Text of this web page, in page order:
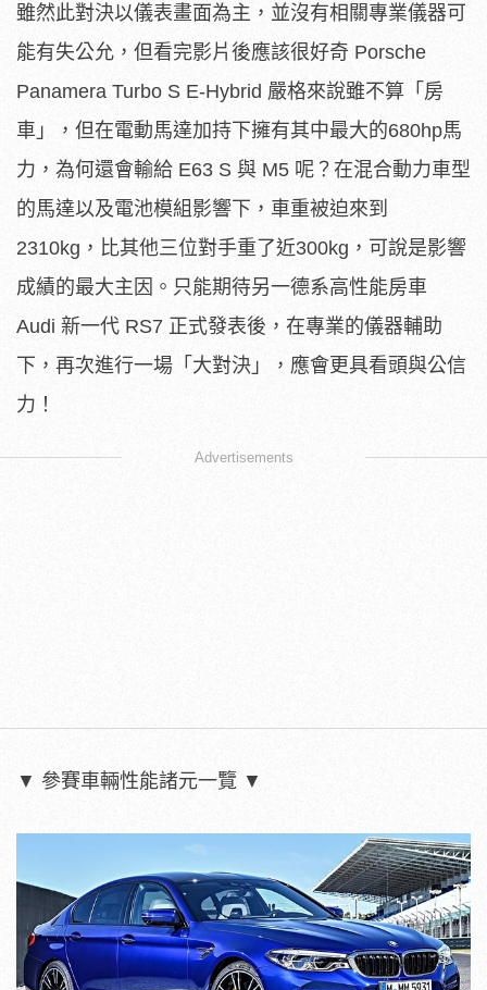
雖然此對決以儀表畫面為主，並沒有相關專業儀器可
能有失公允，但看完影片後應該很好奇 Porsche
Panamera Turbo S E-Hybrid 嚴格來說雖不算「房
車」，但在電動馬達加持下擁有其中最大的680hp馬
力，為何還會輸給 E63 S 與 M5 呢？在混合動力車型
的馬達以及電池模組影響下，車重被迫來到
2310kg，比其他三位對手重了近300kg，可說是影響
成績的最大主因。只能期待另一德系高性能房車
Audi 新一代 RS7 正式發表後，在專業的儀器輔助
下，再次進行一場「大對決」，應會更具看頭與公信
力！
Advertisements
▼ 參賽車輛性能諸元一覽 ▼